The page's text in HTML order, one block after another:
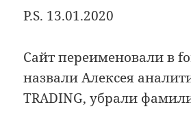
P.S. 13.01.2020
Сайт переименовали в
назвали Алексея
TRADING, убрали